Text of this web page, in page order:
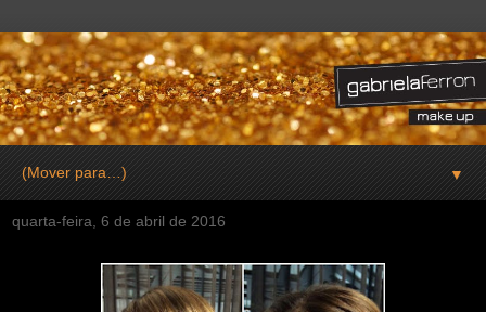
▼
quarta-feira, 6 de abril de 2016